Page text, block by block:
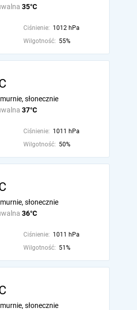
35°C
Ciśnienie: 1012 hPa
Wilgotność: 55%
37°C
słonecznie
Ciśnienie: 1011 hPa
Wilgotność: 50%
36°C
słonecznie
Ciśnienie: 1011 hPa
Wilgotność: 51%
słonecznie